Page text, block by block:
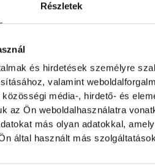
Részletek
és hirdetések személyre
valamint
média-, hirdető- és
az Ön weboldalhasználatra
más olyan adatokkal,
által használt más
a könnyek
Gasper Marguc
gazdag
közönség péntek